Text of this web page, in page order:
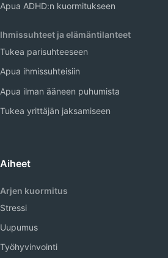
Apua ADHD:n kuormitukseen
Ihmissuhteet ja elämäntilanteet
Tukea parisuhteeseen
Apua ihmissuhteisiin
Apua ilman ääneen puhumista
Tukea yrittäjän jaksamiseen
Aiheet
Arjen kuormitus
Stressi
Uupumus
Työhyvinvointi